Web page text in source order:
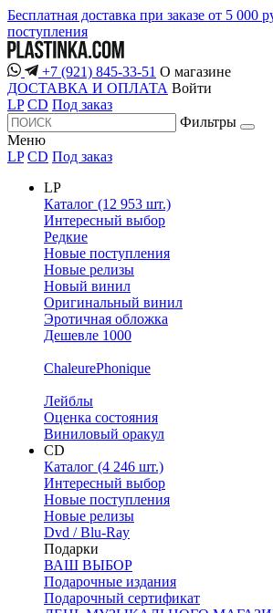
Бесплатная доставка при заказе от 5 000
поступления
+7 (921) 845-33-51 О магазине
ДОСТАВКА И ОПЛАТА Войти
LP CD Под заказ
Фильтры
Меню
LP CD Под заказ
LP
Каталог (12 953 шт.)
Интересный выбор
Редкие
Новые поступления
Новые релизы
Новый винил
Оригинальный винил
Эротичная обложка
Дешевле 1000
ChaleurePhonique
Лейблы
Оценка состояния
Виниловый оракул
CD
Каталог (4 246 шт.)
Интересный выбор
Новые поступления
Новые релизы
Dvd / Blu-Ray
Подарки
ВАШ ВЫБОР
Подарочные издания
Подарочный сертификат